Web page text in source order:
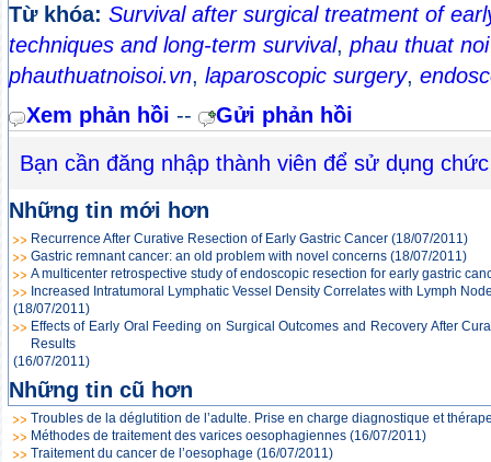
Từ khóa: Survival after surgical treatment of
techniques and long-term survival, phau thuat
phauthuatnoisoi.vn, laparoscopic surgery,
Xem phản hồi --
Gửi phản hồi
Bạn cần đăng nhập thành viên để sử dụng
Những tin mới hơn
Recurrence After Curative Resection of Early Gastric Cancer (18/07/2011)
Gastric remnant cancer: an old problem with novel concerns (18/07/2011)
A multicenter retrospective study of endoscopic resection for early gastric
Increased Intratumoral Lymphatic Vessel Density Correlates with Lymph
(18/07/2011)
Effects of Early Oral Feeding on Surgical Outcomes and Recovery After
Results
(16/07/2011)
Những tin cũ hơn
Troubles de la déglutition de l’adulte. Prise en charge diagnostique et
Méthodes de traitement des varices oesophagiennes (16/07/2011)
Traitement du cancer de l’oesophage (16/07/2011)